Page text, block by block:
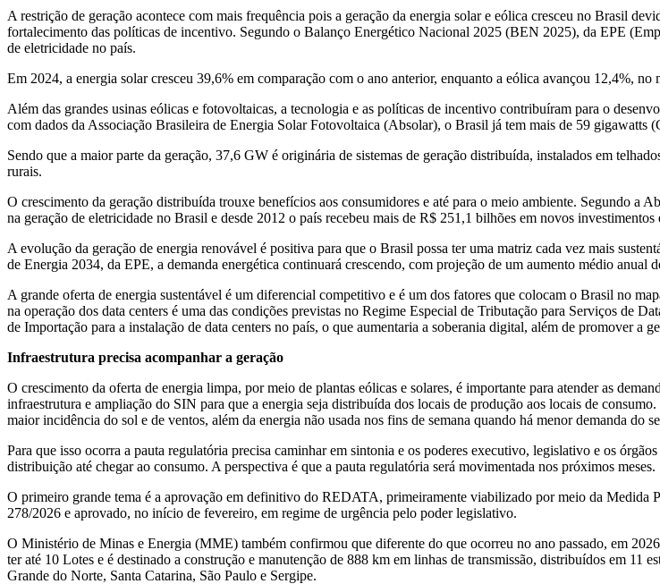
A restrição de geração acontece com mais frequência pois a geração da energia solar e eólica cresceu no Brasil
fortalecimento das políticas de incentivo. Segundo o Balanço Energético Nacional 2025 (BEN 2025), da EPE
de eletricidade no país.
Em 2024, a energia solar cresceu 39,6% em comparação com o ano anterior, enquanto a eólica avançou 12,4%,
Além das grandes usinas eólicas e fotovoltaicas, a tecnologia e as políticas de incentivo contribuíram para o
com dados da Associação Brasileira de Energia Solar Fotovoltaica (Absolar), o Brasil já tem mais de 59 gigawatts
Sendo que a maior parte da geração, 37,6 GW é originária de sistemas de geração distribuída, instalados em
rurais.
O crescimento da geração distribuída trouxe benefícios aos consumidores e até para o meio ambiente. Segundo a
na geração de eletricidade no Brasil e desde 2012 o país recebeu mais de R$ 251,1 bilhões em novos
A evolução da geração de energia renovável é positiva para que o Brasil possa ter uma matriz cada vez mais
de Energia 2034, da EPE, a demanda energética continuará crescendo, com projeção de um aumento médio anual
A grande oferta de energia sustentável é um diferencial competitivo e é um dos fatores que colocam o Brasil no
na operação dos data centers é uma das condições previstas no Regime Especial de Tributação para Serviços de
de Importação para a instalação de data centers no país, o que aumentaria a soberania digital, além de promover a
Infraestrutura precisa acompanhar a geração
O crescimento da oferta de energia limpa, por meio de plantas eólicas e solares, é importante para atender as
infraestrutura e ampliação do SIN para que a energia seja distribuída dos locais de produção aos locais de
maior incidência do sol e de ventos, além da energia não usada nos fins de semana quando há menor demanda do
Para que isso ocorra a pauta regulatória precisa caminhar em sintonia e os poderes executivo, legislativo e os
distribuição até chegar ao consumo. A perspectiva é que a pauta regulatória será movimentada nos próximos meses.
O primeiro grande tema é a aprovação em definitivo do REDATA, primeiramente viabilizado por meio da Medida
278/2026 e aprovado, no início de fevereiro, em regime de urgência pelo poder legislativo.
O Ministério de Minas e Energia (MME) também confirmou que diferente do que ocorreu no ano passado, em
ter até 10 Lotes e é destinado a construção e manutenção de 888 km em linhas de transmissão, distribuídos em
Grande do Norte, Santa Catarina, São Paulo e Sergipe.